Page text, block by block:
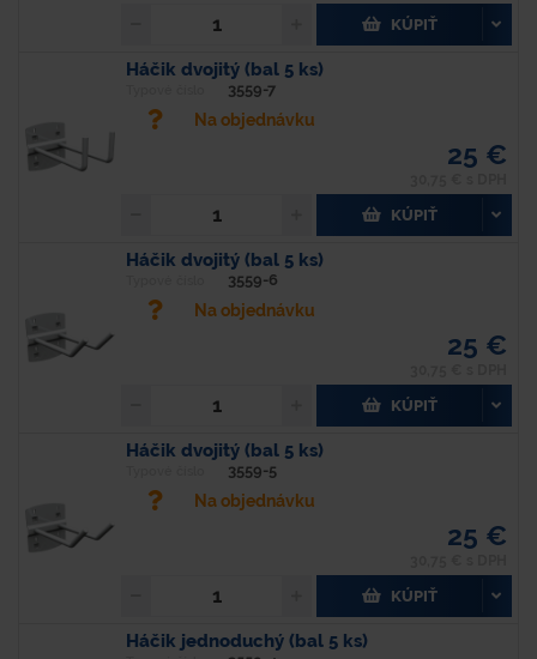
KÚPIŤ
Háčik dvojitý (bal 5 ks)
3559-7
Na objednávku
25 €
KÚPIŤ
Háčik dvojitý (bal 5 ks)
3559-6
Na objednávku
25 €
KÚPIŤ
Háčik dvojitý (bal 5 ks)
3559-5
Na objednávku
25 €
KÚPIŤ
Háčik jednoduchý (bal 5 ks)